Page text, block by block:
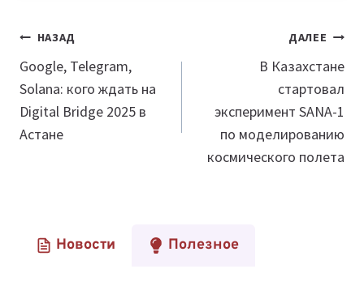
Навигация
по
записям
НАЗАД
Google, Telegram,
Solana: кого ждать на
Digital Bridge 2025 в
Астане
ДАЛЕЕ
В Казахстане
стартовал
эксперимент SANA-1
по моделированию
космического полета
Новости Полезное